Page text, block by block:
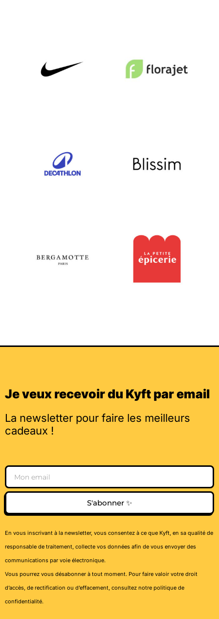
Je veux recevoir du Kyft par email
La newsletter pour faire les meilleurs
cadeaux !
Email
S'abonner ✨
En vous inscrivant à la newsletter, vous consentez à ce que Kyft, en sa qualité de
responsable de traitement, collecte vos données afin de vous envoyer des
communications par voie électronique.
Vous pourrez vous désabonner à tout moment. Pour faire valoir votre droit
d’accès, de rectification ou d’effacement, consultez notre politique de
confidentialité.